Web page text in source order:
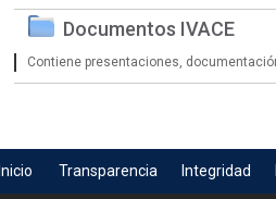
Documentos IVACE
Contiene presentaciones,
Inicio Transparencia Integridad